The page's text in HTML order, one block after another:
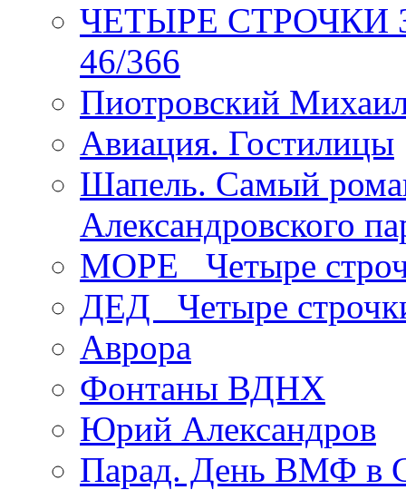
ЧЕТЫРЕ СТРОЧКИ
46/366
Пиотровский
Авиация. Гостилицы
Шапель. Самый
Александровского
МОРЕ _Четыре
ДЕД _Четыре
Аврора
Фонтаны ВДНХ
Юрий Александров
Парад. День ВМФ в